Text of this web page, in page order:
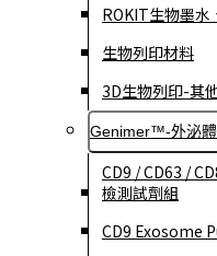
ROKIT生物墨水
生物列印材料
3D生物列印-其
Genimer™-外泌體
CD9 / CD63 /
檢測試劑組
CD9 Exosome